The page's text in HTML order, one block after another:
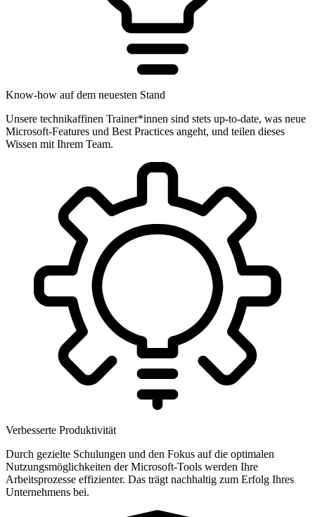
Know-how auf dem neuesten Stand
Unsere technikaffinen Trainer*innen sind stets up-to-date, was neue
Microsoft-Features und Best Practices angeht, und teilen dieses
Wissen mit Ihrem Team.
Verbesserte Produktivität
Durch gezielte Schulungen und den Fokus auf die optimalen
Nutzungsmöglichkeiten der Microsoft-Tools werden Ihre
Arbeitsprozesse effizienter. Das trägt nachhaltig zum Erfolg Ihres
Unternehmens bei.